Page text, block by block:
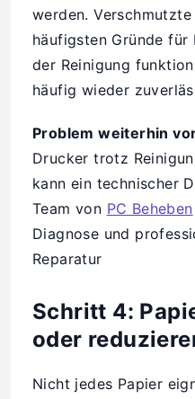
werden.
häufigsten Gründe für
der Reinigung
häufig wieder
Problem weiterhin
Drucker trotz
kann ein technischer
Team von PC Beheben
Diagnose und
Reparatur
Schritt 4:
oder
Nicht jedes Papier